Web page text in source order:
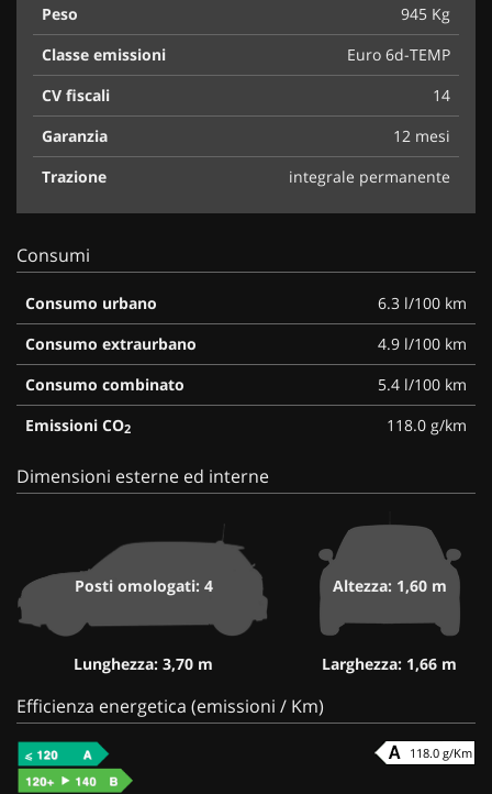
Peso
945 Kg
Classe emissioni
Euro 6d-TEMP
CV fiscali
14
Garanzia
12 mesi
Trazione
integrale permanente
Consumi
Consumo urbano
6.3 l/100 km
Consumo extraurbano
4.9 l/100 km
Consumo combinato
5.4 l/100 km
Emissioni CO2 118.0 g/km
Dimensioni esterne ed interne
Posti omologati: 4
Lunghezza: 3,70 m
Altezza: 1,60 m
Larghezza: 1,66 m
Efficienza energetica (emissioni / Km)
118.0 g/Km